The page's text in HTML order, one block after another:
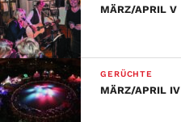
MÄRZ/APRIL V
GERÜCHTE
MÄRZ/APRIL IV